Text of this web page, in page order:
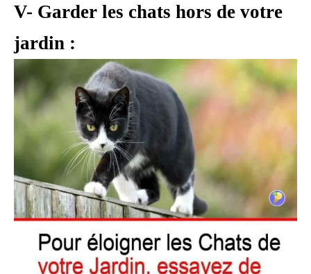
V- Garder les chats hors de votre
jardin :